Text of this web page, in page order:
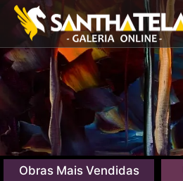
Obras Mais Vendidas